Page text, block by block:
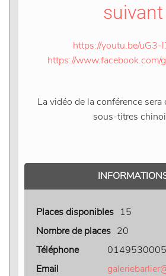
suivant
https://youtu.be/uG3-
https://www.facebook.com/
La vidéo de la conférence
sous-titres
Places disponibles 15
Nombre de places 20
Téléphone
0149530005
Email